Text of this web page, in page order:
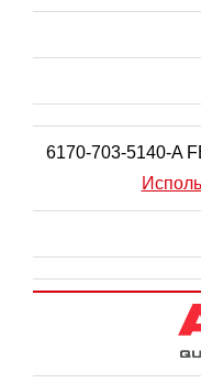
6170-703-5140-A